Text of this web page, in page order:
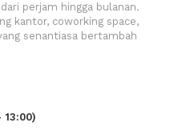
perjam hingga bulanan.
kantor, coworking space,
senantiasa bertambah
13:00)